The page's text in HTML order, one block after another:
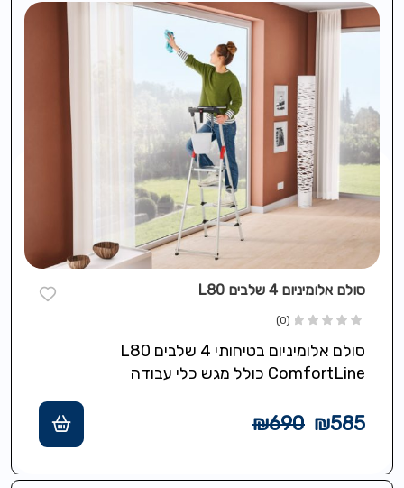
סולם אלומיניום 4 שלבים L80
(0)
סולם אלומיניום בטיחותי 4 שלבים L80
ComfortLine כולל מגש כלי עבודה
קליפס תליה/הסרה,שלבי XXL עומק 13…
₪690 ₪585